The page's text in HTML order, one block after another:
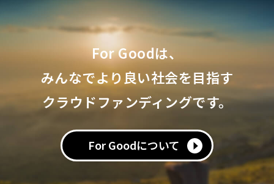
For Goodは、
みんなでより良い社会を目指す
クラウドファンディングです。
For Goodについて